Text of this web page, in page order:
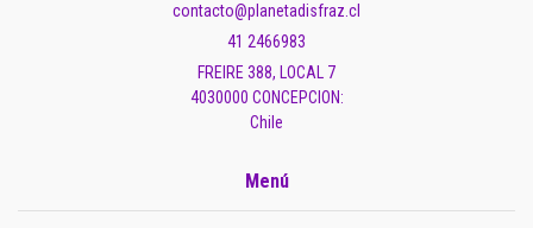
contacto@planetadisfraz.cl
41 2466983
FREIRE 388, LOCAL 7
4030000 CONCEPCION:
Chile
Menú